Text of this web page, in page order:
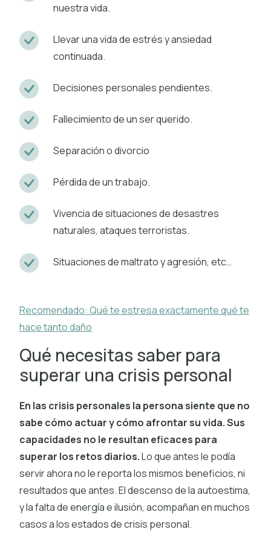
nuestra vida.
Llevar una vida de estrés y ansiedad
continuada.
Decisiones personales pendientes.
Fallecimiento de un ser querido.
Separación o divorcio
Pérdida de un trabajo.
Vivencia de situaciones de desastres
naturales, ataques terroristas.
Situaciones de maltrato y agresión, etc…
Recomendado: Qué te estresa exactamente qué te
hace tanto daño
Qué necesitas saber para
superar una crisis personal
En las crisis personales la persona siente que no
sabe cómo actuar y cómo afrontar su vida. Sus
capacidades no le resultan eficaces para
superar los retos diarios.Lo que antes le podía
servir ahora no le reporta los mismos beneficios, ni
resultados que antes. El descenso de la autoestima,
y la falta de energía e ilusión, acompañan en muchos
casos a los estados de crisis personal.